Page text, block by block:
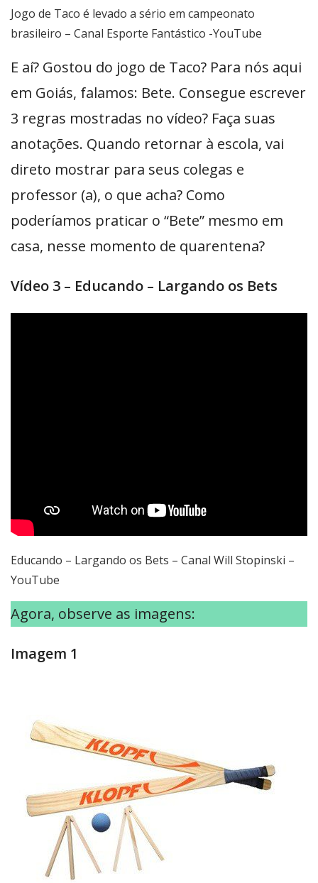
Jogo de Taco é levado a sério em campeonato
brasileiro – Canal Esporte Fantástico -YouTube
E aí? Gostou do jogo de Taco? Para nós aqui
em Goiás, falamos: Bete. Consegue escrever
3 regras mostradas no vídeo? Faça suas
anotações. Quando retornar à escola, vai
direto mostrar para seus colegas e
professor (a), o que acha? Como
poderíamos praticar o “Bete” mesmo em
casa, nesse momento de quarentena?
Vídeo 3 – Educando – Largando os Bets
Educando – Largando os Bets – Canal Will Stopinski –
YouTube
Agora, observe as imagens:
Imagem 1